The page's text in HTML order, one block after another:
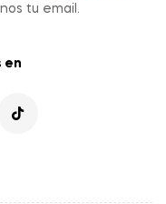
tu email.
en